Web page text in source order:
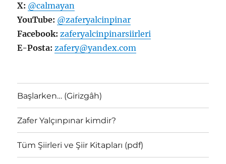
X: @calmayan
YouTube: @zaferyalcinpinar
Facebook: zaferyalcinpinarsiirleri
E-Posta: zafery@yandex.com
Başlarken… (Girizgâh)
Zafer Yalçınpınar kimdir?
Tüm Şiirleri ve Şiir Kitapları (pdf)